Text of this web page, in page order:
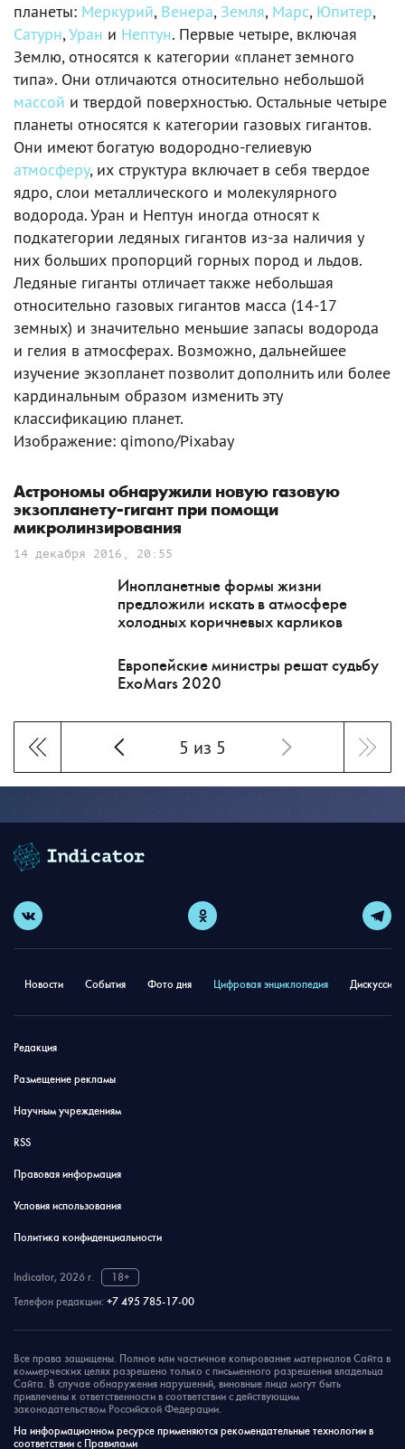
планеты: Меркурий, Венера, Земля, Марс, Юпитер,
Сатурн,Уран и Нептун. Первые четыре, включая
Землю, относятся к категории «планет земного
типа». Они отличаются относительно небольшой
массой и твердой поверхностью. Остальные четыре
планеты относятся к категории газовых гигантов.
Они имеют богатую водородно-гелиевую
атмосферу, их структура включает в себя твердое
ядро, слои металлического и молекулярного
водорода. Уран и Нептун иногда относят к
подкатегории ледяных гигантов из-за наличия у
них больших пропорций горных пород и льдов.
Ледяные гиганты отличает также небольшая
относительно газовых гигантов масса (14-17
земных) и значительно меньшие запасы водорода
и гелия в атмосферах. Возможно, дальнейшее
изучение экзопланет позволит дополнить или более
кардинальным образом изменить эту
классификацию планет.
Изображение: qimono/Pixabay
Астрономы обнаружили новую газовую
экзопланету-гигант при помощи
микролинзирования
14 декабря 2016, 20:55
Инопланетные формы жизни
предложили искать в атмосфере
холодных коричневых карликов
Европейские министры решат судьбу
ExoMars 2020
5 из 5
Новости События Фото дня Цифровая энциклопедия
Редакция
Размещение рекламы
Научным учреждениям
RSS
Правовая информация
Условия использования
Политика конфиденциальности
Indicator, 2026 г.
18+
Телефон редакции: +7 495 785-17-00
Все права защищены. Полное или частичное копирование материалов Сайта в
коммерческих целях разрешено только с письменного разрешения владельца
Сайта. В случае обнаружения нарушений, виновные лица могут быть
привлечены к ответственности в соответствии с действующим
законодательством Российской Федерации.
На информационном ресурсе применяются рекомендательные технологии в
соответствии с Правилами